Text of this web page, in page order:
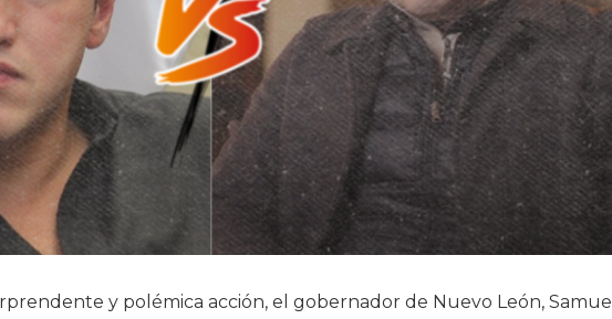
y polémica acción, el gobernador de Nuevo León, Samuel